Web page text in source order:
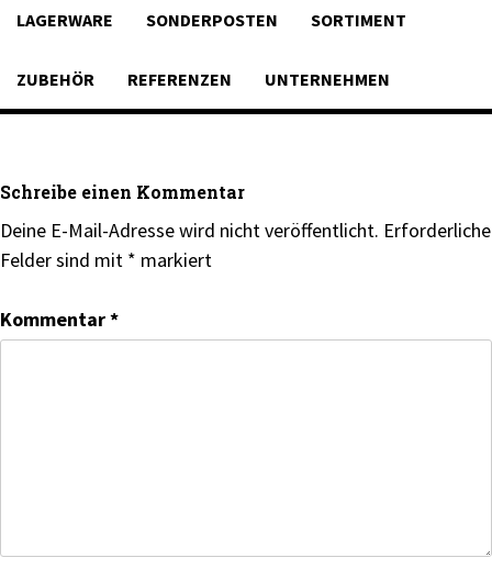
LAGERWARE SONDERPOSTEN SORTIMENT
ZUBEHÖR REFERENZEN UNTERNEHMEN
Schreibe einen Kommentar
Deine E-Mail-Adresse wird nicht veröffentlicht. Erforderliche
Felder sind mit * markiert
Kommentar*